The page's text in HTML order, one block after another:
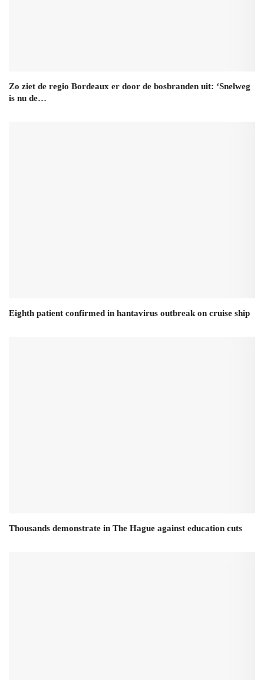
Zo ziet de regio Bordeaux er door de bosbranden uit: ‘Snelweg
is nu de…
Eighth patient confirmed in hantavirus outbreak on cruise ship
Thousands demonstrate in The Hague against education cuts